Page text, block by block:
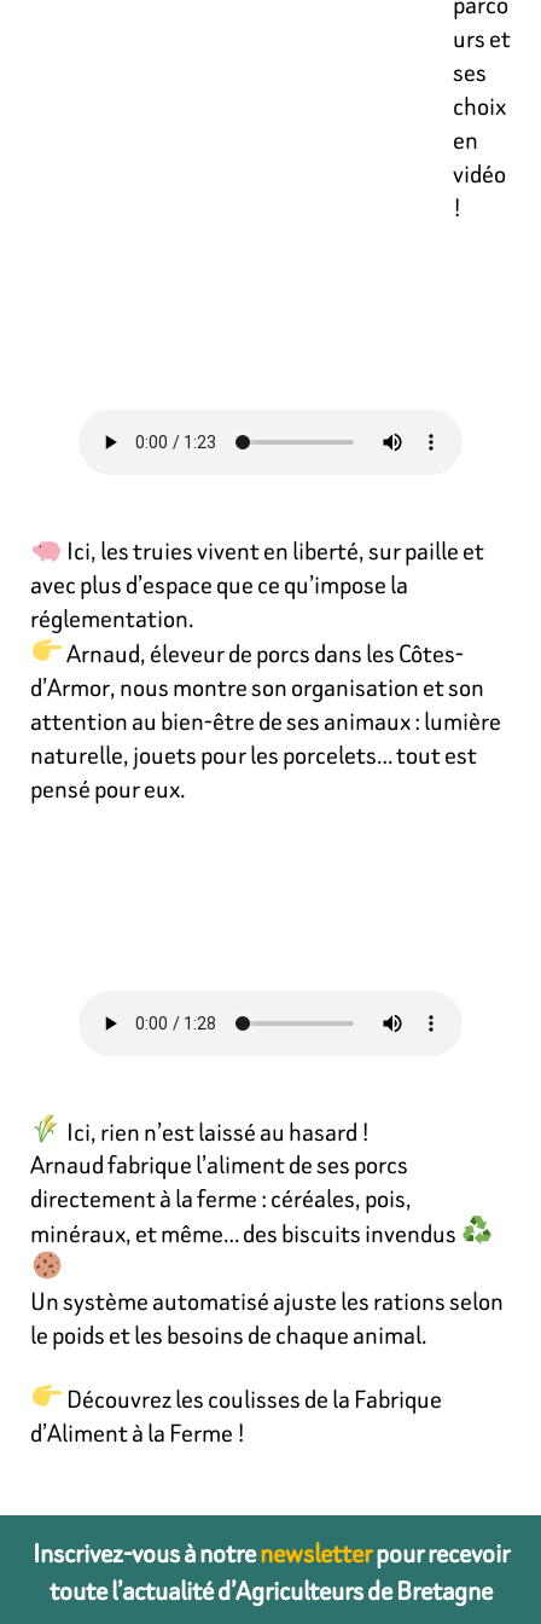
urs et
ses
choix
en
vidéo
!
Ici, les truies vivent en liberté, sur paille et
avec plus d’espace que ce qu’impose la
réglementation.
Arnaud, éleveur de porcs dans les Côtes-
d’Armor, nous montre son organisation et son
attention au bien-être de ses animaux : lumière
naturelle, jouets pour les porcelets… tout est
pensé pour eux.
Ici, rien n’est laissé au hasard !
Arnaud fabrique l’aliment de ses porcs
directement à la ferme : céréales, pois,
minéraux, et même… des biscuits invendus
Un système automatisé ajuste les rations selon
le poids et les besoins de chaque animal.
Découvrez les coulisses de la Fabrique
d’Aliment à la Ferme !
Inscrivez-vous à notrenewsletterpour recevoir
toute l’actualité d’Agriculteurs de Bretagne